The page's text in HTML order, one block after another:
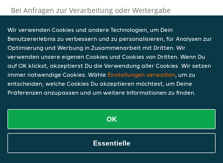
Bei Anfragen zur Verarbeitung oder Weitergabe
und/oder JET Pay Card wende dich bitte an die Person, die
dir das JET Pay-Guthaben gewährt (das kann dein
Arbeitgeber, Geschäftspartner usw. sein). Dies ist
erforderlich, da JET und die Person, die dir das Guthaben
gewährt, eine separate Verantwortung für die Verarbeitung
und den Schutz deiner personenbezogenen Daten haben.
Solltest du weitere Fragen oder Beschwerden in Bezug auf
kontaktieren wir dich gerne. Wir würden uns auch über
Tipps oder Vorschläge zur Verbesserung unserer Erklärung
freuen.
Sicherheit
Wir verwenden Cookies und andere Technologien, um Dein
Benutzererlebnis zu verbessern und zu personalisieren, für Analysen zur
Optimierung und Werbung in Zusammenarbeit mit Dritten. Wir
verwenden unsere eigenen Cookies und Cookies von Dritten. Wenn Du
auf OK klickst, akzeptierst Du die Verwendung aller Cookies. Wir setzen
immer notwendige Cookies. Wähle Einstellungen verwalten, um zu
entscheiden, welche Cookies Du akzeptieren möchtest, um Deine
Präferenzen anzupassen und um weitere Informationen zu finden.
OK
Essentielle